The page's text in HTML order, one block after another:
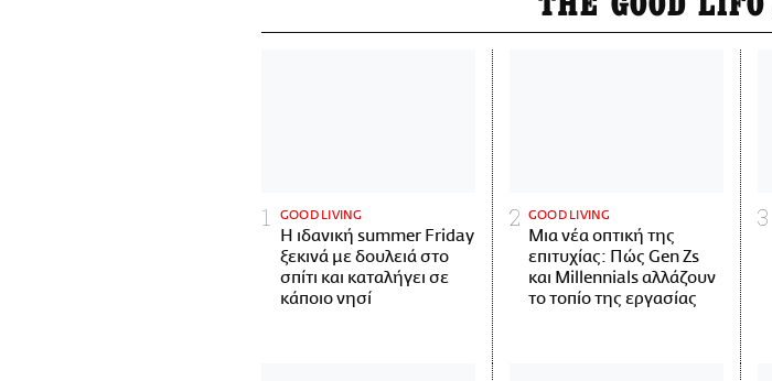
GOOD LIVING
Η ιδανική summer Friday
ξεκινά με δουλειά στο
σπίτι και καταλήγει σε
κάποιο νησί
GOOD LIVING
Μια νέα οπτική της
επιτυχίας: Πώς Gen Zs
και Millennials αλλάζουν
το τοπίο της εργασίας